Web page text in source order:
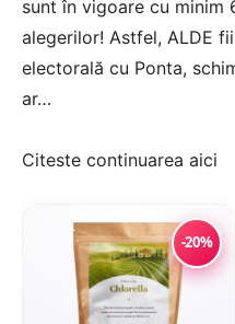
sunt în vigoare cu minim
alegerilor! Astfel, ALDE
electorală cu Ponta,
ar…
Citeste continuarea aici
-20%